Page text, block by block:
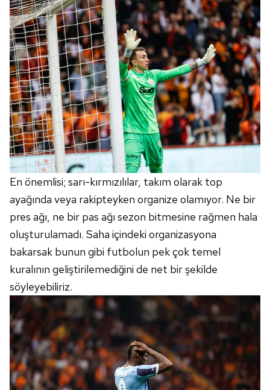
En önemlisi; sarı-kırmızılılar, takım olarak top
ayağında veya rakipteyken organize olamıyor. Ne bir
pres ağı, ne bir pas ağı sezon bitmesine rağmen hala
oluşturulamadı. Saha içindeki organizasyona
bakarsak bunun gibi futbolun pek çok temel
kuralının geliştirilemediğini de net bir şekilde
söyleyebiliriz.